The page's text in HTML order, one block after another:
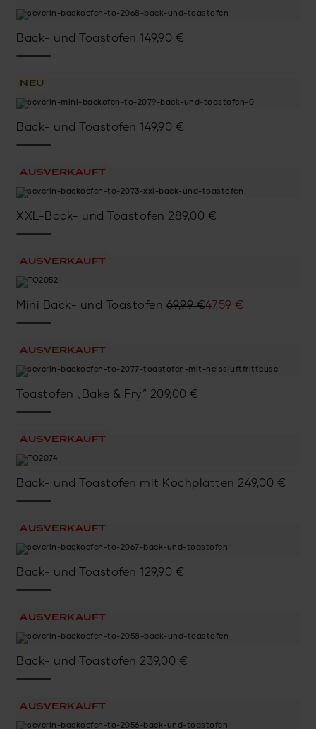
Back- und Toastofen 149,90 €
NEU
Back- und Toastofen 149,90 €
AUSVERKAUFT
XXL-Back- und Toastofen 289,00 €
AUSVERKAUFT
Mini Back- und Toastofen 69,99€
Ursprünglicher
47,59 €
Aktueller
AUSVERKAUFT
Toastofen „Bake & Fry“ 209,00 €
AUSVERKAUFT
Back- und Toastofen mit Kochplatten 249,00 €
AUSVERKAUFT
Back- und Toastofen 129,90 €
AUSVERKAUFT
Back- und Toastofen 239,00 €
AUSVERKAUFT